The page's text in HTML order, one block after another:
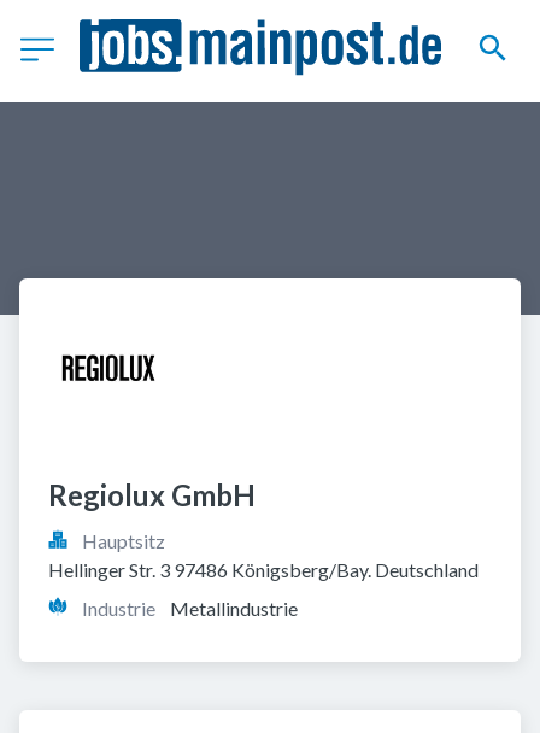
Regiolux GmbH
Hauptsitz
Hellinger Str. 3 97486 Königsberg/Bay. Deutschland
Industrie
Metallindustrie